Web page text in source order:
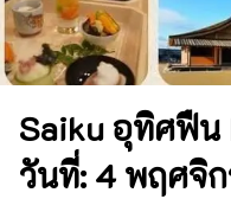
Saiku อุทิศฟืน
วันที่: 4 พฤศจิ